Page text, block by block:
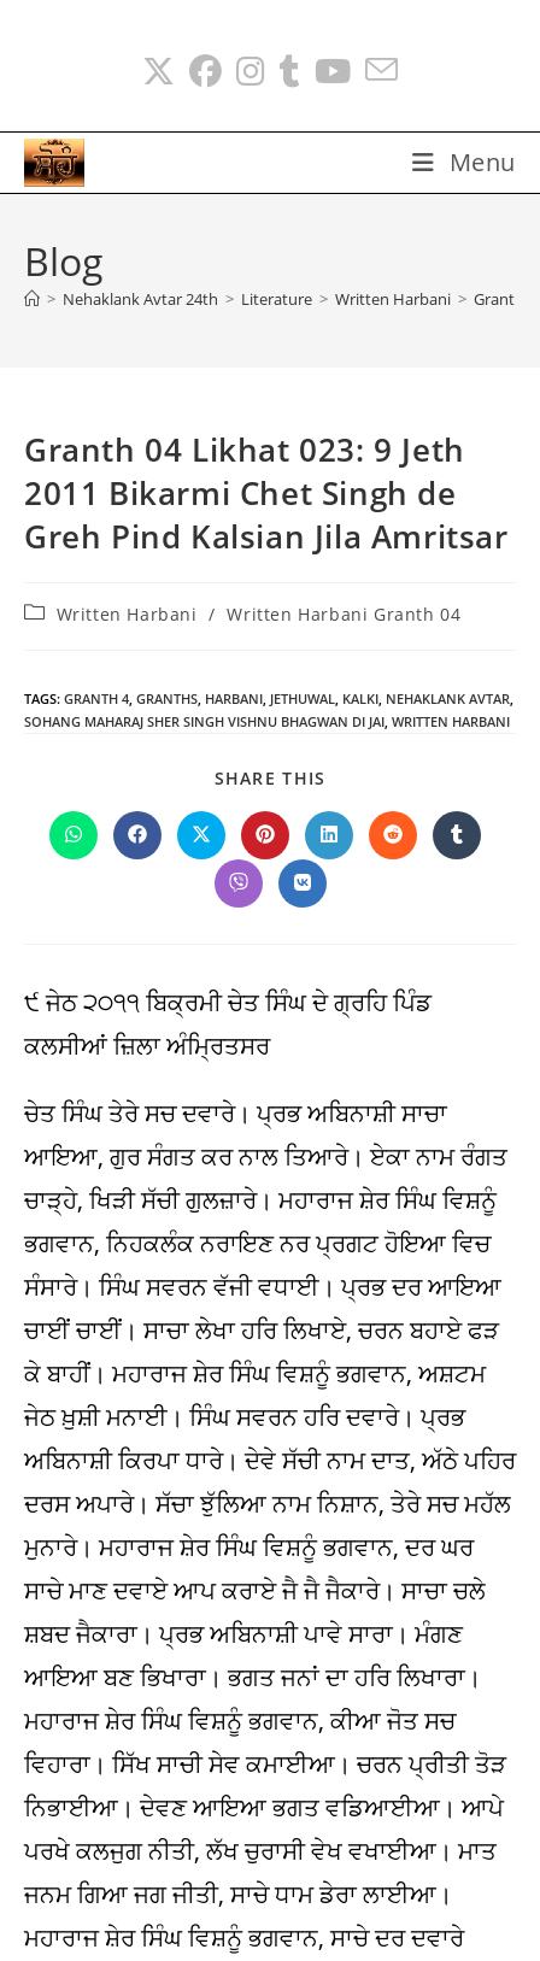
Menu
Blog
> Nehaklank Avtar 24th > Literature > Written Harbani > Granth
Granth 04 Likhat 023: 9 Jeth
2011 Bikarmi Chet Singh de
Greh Pind Kalsian Jila Amritsar
PostWritten Harbani / Written Harbani Granth 04
TAGS: GRANTH 4, GRANTHS, HARBANI, JETHUWAL, KALKI, NEHAKLANK AVTAR,
SOHANG MAHARAJ SHER SINGH VISHNU BHAGWAN DI JAI, WRITTEN HARBANI
SHARE THIS
CONTENT
Opens
in
Opens
in
Opens
in
new
window
Opens
in
new
window
Opens
in
Opens
in
Opens
in
Opens
in
Opens
in
੯ ਜੇਠ ੨੦੧੧ ਬਿਕ੍ਰਮੀ ਚੇਤ ਸਿੰਘ ਦੇ ਗ੍ਰਹਿ ਪਿੰਡ
ਕਲਸੀਆਂ ਜ਼ਿਲਾ ਅੰਮ੍ਰਿਤਸਰ
ਚੇਤ ਸਿੰਘ ਤੇਰੇ ਸਚ ਦਵਾਰੇ। ਪ੍ਰਭ ਅਬਿਨਾਸ਼ੀ ਸਾਚਾ
ਆਇਆ, ਗੁਰ ਸੰਗਤ ਕਰ ਨਾਲ ਤਿਆਰੇ। ਏਕਾ ਨਾਮ ਰੰਗਤ
ਚਾੜ੍ਹੇ, ਖਿੜੀ ਸੱਚੀ ਗੁਲਜ਼ਾਰੇ। ਮਹਾਰਾਜ ਸ਼ੇਰ ਸਿੰਘ ਵਿਸ਼ਨੂੰ
ਭਗਵਾਨ, ਨਿਹਕਲੰਕ ਨਰਾਇਣ ਨਰ ਪ੍ਰਗਟ ਹੋਇਆ ਵਿਚ
ਸੰਸਾਰੇ। ਸਿੰਘ ਸਵਰਨ ਵੱਜੀ ਵਧਾਈ। ਪ੍ਰਭ ਦਰ ਆਇਆ
ਚਾਈਂ ਚਾਈਂ। ਸਾਚਾ ਲੇਖਾ ਹਰਿ ਲਿਖਾਏ, ਚਰਨ ਬਹਾਏ ਫੜ
ਕੇ ਬਾਹੀਂ। ਮਹਾਰਾਜ ਸ਼ੇਰ ਸਿੰਘ ਵਿਸ਼ਨੂੰ ਭਗਵਾਨ, ਅਸ਼ਟਮ
ਜੇਠ ਖ਼ੁਸ਼ੀ ਮਨਾਈ। ਸਿੰਘ ਸਵਰਨ ਹਰਿ ਦਵਾਰੇ। ਪ੍ਰਭ
ਅਬਿਨਾਸ਼ੀ ਕਿਰਪਾ ਧਾਰੇ। ਦੇਵੇ ਸੱਚੀ ਨਾਮ ਦਾਤ, ਅੱਠੇ ਪਹਿਰ
ਦਰਸ ਅਪਾਰੇ। ਸੱਚਾ ਝੁੱਲਿਆ ਨਾਮ ਨਿਸ਼ਾਨ, ਤੇਰੇ ਸਚ ਮਹੱਲ
ਮੁਨਾਰੇ। ਮਹਾਰਾਜ ਸ਼ੇਰ ਸਿੰਘ ਵਿਸ਼ਨੂੰ ਭਗਵਾਨ, ਦਰ ਘਰ
ਸਾਚੇ ਮਾਣ ਦਵਾਏ ਆਪ ਕਰਾਏ ਜੈ ਜੈ ਜੈਕਾਰੇ। ਸਾਚਾ ਚਲੇ
ਸ਼ਬਦ ਜੈਕਾਰਾ। ਪ੍ਰਭ ਅਬਿਨਾਸ਼ੀ ਪਾਵੇ ਸਾਰਾ। ਮੰਗਣ
ਆਇਆ ਬਣ ਭਿਖਾਰਾ। ਭਗਤ ਜਨਾਂ ਦਾ ਹਰਿ ਲਿਖਾਰਾ।
ਮਹਾਰਾਜ ਸ਼ੇਰ ਸਿੰਘ ਵਿਸ਼ਨੂੰ ਭਗਵਾਨ, ਕੀਆ ਜੋਤ ਸਚ
ਵਿਹਾਰਾ। ਸਿੱਖ ਸਾਚੀ ਸੇਵ ਕਮਾਈਆ। ਚਰਨ ਪ੍ਰੀਤੀ ਤੋੜ
ਨਿਭਾਈਆ। ਦੇਵਣ ਆਇਆ ਭਗਤ ਵਡਿਆਈਆ। ਆਪੇ
ਪਰਖੇ ਕਲਜੁਗ ਨੀਤੀ, ਲੱਖ ਚੁਰਾਸੀ ਵੇਖ ਵਖਾਈਆ। ਮਾਤ
ਜਨਮ ਗਿਆ ਜਗ ਜੀਤੀ, ਸਾਚੇ ਧਾਮ ਡੇਰਾ ਲਾਈਆ।
ਮਹਾਰਾਜ ਸ਼ੇਰ ਸਿੰਘ ਵਿਸ਼ਨੂੰ ਭਗਵਾਨ, ਸਾਚੇ ਦਰ ਦਵਾਰੇ